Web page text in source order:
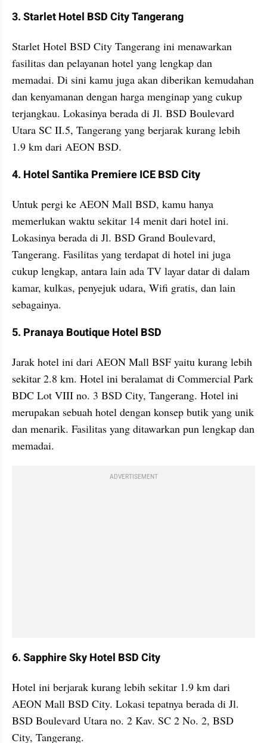
3. Starlet Hotel BSD City Tangerang
Starlet Hotel BSD City Tangerang ini menawarkan
fasilitas dan pelayanan hotel yang lengkap dan
memadai. Di sini kamu juga akan diberikan kemudahan
dan kenyamanan dengan harga menginap yang cukup
terjangkau. Lokasinya berada di Jl. BSD Boulevard
Utara SC II.5, Tangerang yang berjarak kurang lebih
1.9 km dari AEON BSD.
4. Hotel Santika Premiere ICE BSD City
Untuk pergi ke AEON Mall BSD, kamu hanya
memerlukan waktu sekitar 14 menit dari hotel ini.
Lokasinya berada di Jl. BSD Grand Boulevard,
Tangerang. Fasilitas yang terdapat di hotel ini juga
cukup lengkap, antara lain ada TV layar datar di dalam
kamar, kulkas, penyejuk udara, Wifi gratis, dan lain
sebagainya.
5. Pranaya Boutique Hotel BSD
Jarak hotel ini dari AEON Mall BSF yaitu kurang lebih
sekitar 2.8 km. Hotel ini beralamat di Commercial Park
BDC Lot VIII no. 3 BSD City, Tangerang. Hotel ini
merupakan sebuah hotel dengan konsep butik yang unik
dan menarik. Fasilitas yang ditawarkan pun lengkap dan
memadai.
ADVERTISEMENT
6. Sapphire Sky Hotel BSD City
Hotel ini berjarak kurang lebih sekitar 1.9 km dari
AEON Mall BSD City. Lokasi tepatnya berada di Jl.
BSD Boulevard Utara no. 2 Kav. SC 2 No. 2, BSD
City, Tangerang.